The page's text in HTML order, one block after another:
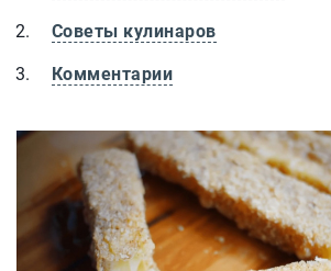
Советы кулинаров
Комментарии
Сырные палочки к пиву